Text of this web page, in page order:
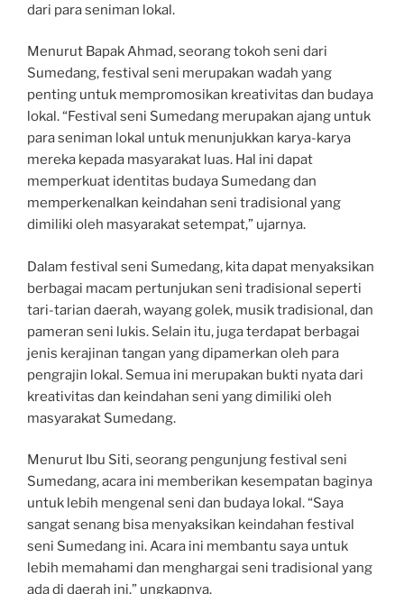
dari para seniman lokal.
Menurut Bapak Ahmad, seorang tokoh seni dari
Sumedang, festival seni merupakan wadah yang
penting untuk mempromosikan kreativitas dan budaya
lokal. “Festival seni Sumedang merupakan ajang untuk
para seniman lokal untuk menunjukkan karya-karya
mereka kepada masyarakat luas. Hal ini dapat
memperkuat identitas budaya Sumedang dan
memperkenalkan keindahan seni tradisional yang
dimiliki oleh masyarakat setempat,” ujarnya.
Dalam festival seni Sumedang, kita dapat menyaksikan
berbagai macam pertunjukan seni tradisional seperti
tari-tarian daerah, wayang golek, musik tradisional, dan
pameran seni lukis. Selain itu, juga terdapat berbagai
jenis kerajinan tangan yang dipamerkan oleh para
pengrajin lokal. Semua ini merupakan bukti nyata dari
kreativitas dan keindahan seni yang dimiliki oleh
masyarakat Sumedang.
Menurut Ibu Siti, seorang pengunjung festival seni
Sumedang, acara ini memberikan kesempatan baginya
untuk lebih mengenal seni dan budaya lokal. “Saya
sangat senang bisa menyaksikan keindahan festival
seni Sumedang ini. Acara ini membantu saya untuk
lebih memahami dan menghargai seni tradisional yang
ada di daerah ini,” ungkapnya.